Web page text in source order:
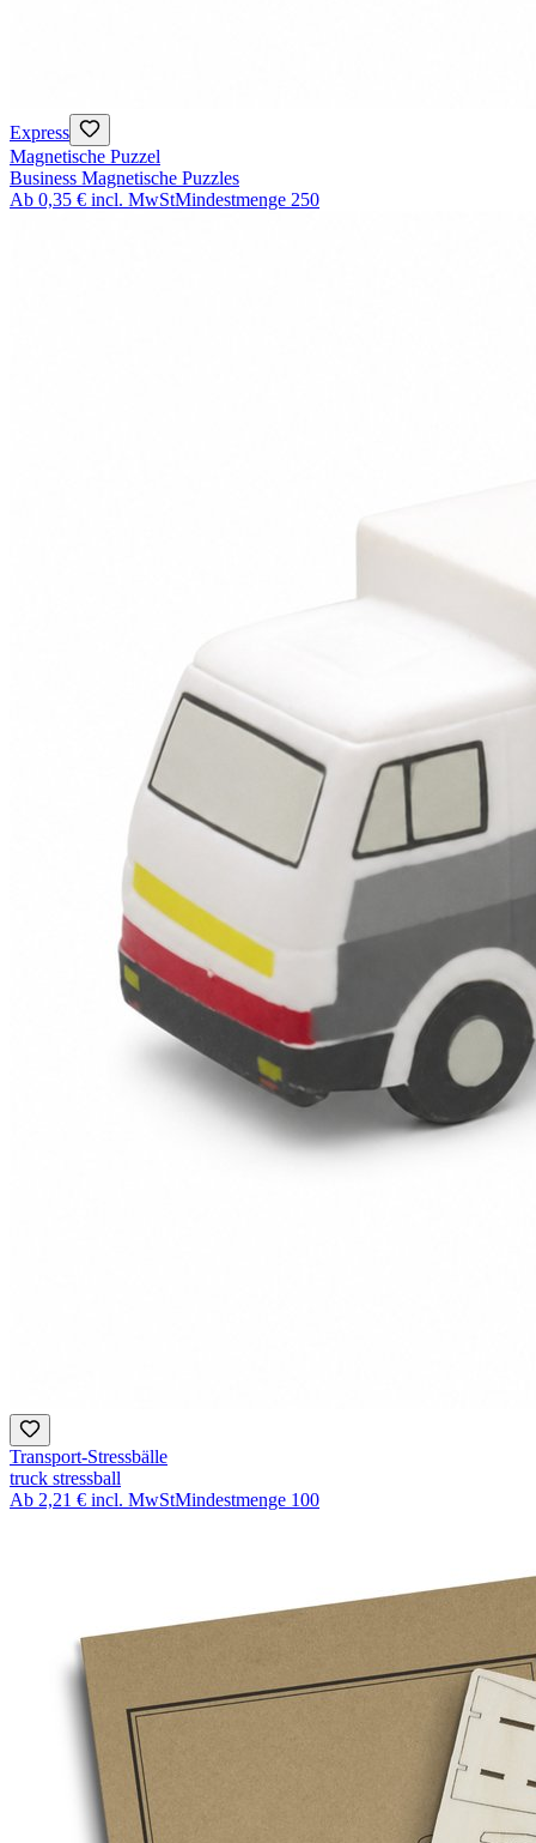
Express
Magnetische Puzzel
Business Magnetische Puzzles
Ab 0,35 € incl. MwStMindestmenge 250
Transport-Stressbälle
truck stressball
Ab 2,21 € incl. MwStMindestmenge 100